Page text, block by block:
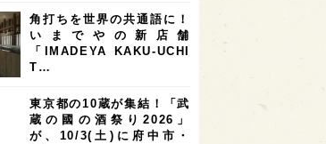
ンガポール 1 カナダ 1
徳島県
ウェー 1 新宿区 1
1 鳥取県 1
角打ちを世界の共通語に！
いまでやの新店舗
「IMADEYA KAKU-UCHI
T…
東京都の10蔵が集結！「武
蔵の國の酒祭り2026」
が、10/3(土)に府中市・